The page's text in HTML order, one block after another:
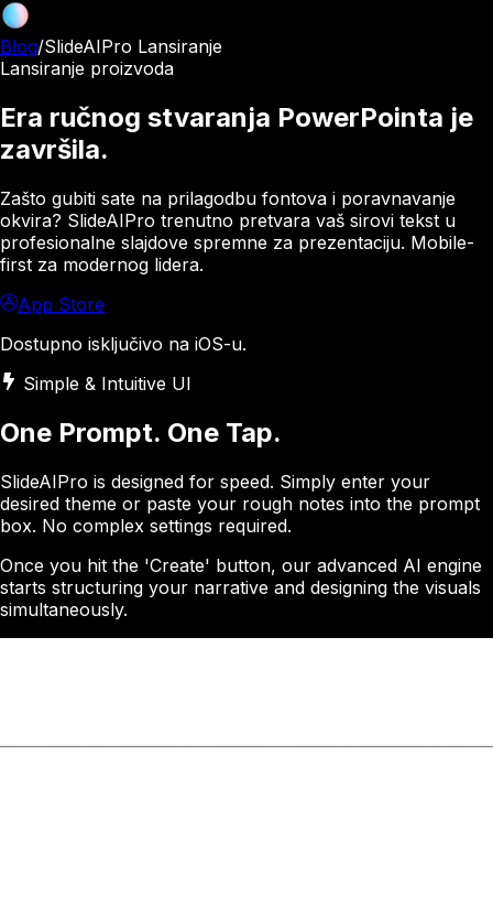
Blog/SlideAIPro Lansiranje
Lansiranje proizvoda
Era ručnog stvaranja PowerPointa je
završila.
Zašto gubiti sate na prilagodbu fontova i poravnavanje
okvira? SlideAIPro trenutno pretvara vaš sirovi tekst u
profesionalne slajdove spremne za prezentaciju. Mobile-
first za modernog lidera.
App Store
Dostupno isključivo na iOS-u.
Simple & Intuitive UI
One Prompt. One Tap.
SlideAIPro is designed for speed. Simply enter your
desired theme or paste your rough notes into the prompt
box. No complex settings required.
Once you hit the 'Create' button, our advanced AI engine
starts structuring your narrative and designing the visuals
simultaneously.